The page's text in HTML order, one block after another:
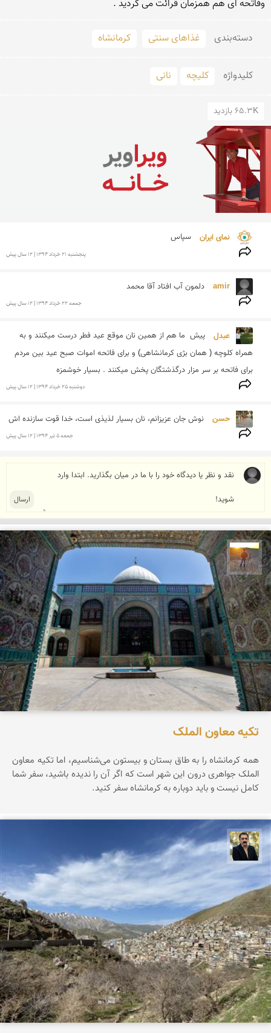
وفاتحه ای هم همزمان قرائت می گردید .
دسته‌بندی غذاهای سنتی کرمانشاه
کلید‌واژه کلیچه نانی
65.3K بازدید
نمای ایران سپاس
پنجشنبه 21 خرداد 1394 | 12 سال پیش
amir دلمون آب افتاد آقا محمد
جمعه 22 خرداد 1394 | 12 سال پیش
عبدل
برای فاتحه بر سر مزار درگذشتگان پخش میکنند . بسیار خوشمزه
دوشنبه 25 خرداد 1394 | 12 سال پیش
حسن نوش جان عزیزانم، نان بسیار لذیذی است، خدا قوت سازنده اش
جمعه 5 تير 1394 | 12 سال پیش
مهدی مخلصیان
تکیه معاون الملک
همه کرمانشاه را به طاق بستان و بیستون می‌شناسیم، اما تکیه معاون
الملک جواهری درون این شهر است که اگر آن را ندیده باشید، سفر شما
کامل نیست و باید دوباره به کرمانشاه سفر کنید.
عدنان مرادی